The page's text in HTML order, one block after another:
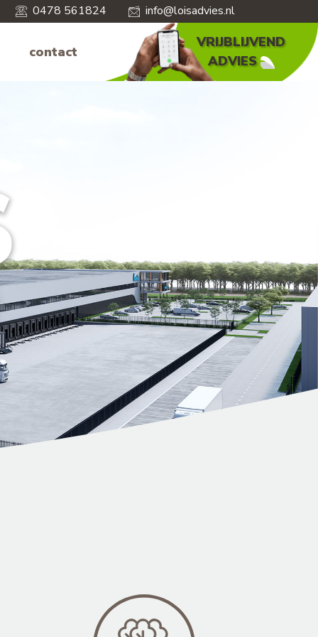
0478 561824 info@loisadvies.nl
contact
VRIJBLIJVEND
ADVIES